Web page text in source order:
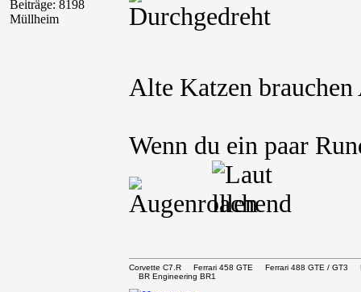
Beiträge: 8198
Müllheim
Alte Katzen
Wenn du ein paar
Corvette C7.R Ferrari 458 GTE Ferrari 488 GTE /
BR Engineering BR1